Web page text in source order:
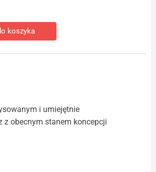
koszyka
i umiejętnie
z obecnym stanem koncepcji